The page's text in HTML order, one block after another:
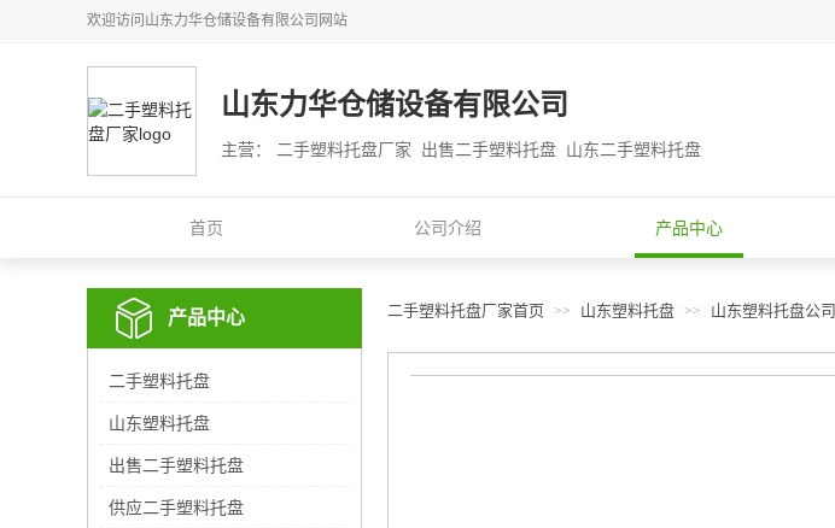
欢迎访问 山东力华仓储设备有限公司 网站
山东力华仓储设备有限公司
主营： 二手塑料托盘厂家 出售二手塑料托盘 山东二手塑料托盘
首页 公司介绍 产品中心
产品中心
二手塑料托盘
山东塑料托盘
出售二手塑料托盘
供应二手塑料托盘
二手塑料托盘厂家首页 >> 山东塑料托盘 >> 山东塑料托盘公司